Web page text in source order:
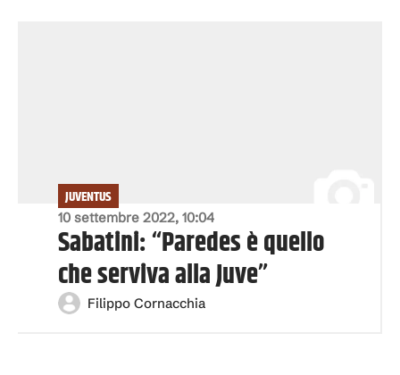
10 settembre 2022, 10:04
JUVENTUS
Sabatini: “Paredes è quello
che serviva alla Juve”
Filippo Cornacchia